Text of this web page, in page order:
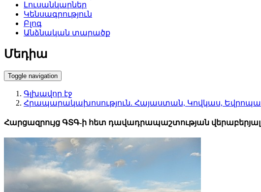
Լուսանկարներ
Կենսագրություն
Բլոգ
Անձնական տարածք
Մեդիա
Toggle navigation
Գլխավոր էջ
Հրապարակախոսություն. Հայաստան, Կովկաս, Եվրոպա
Հարցազրույց ԳՏԳ-ի հետ դավադրապաշտության վերաբերյալ